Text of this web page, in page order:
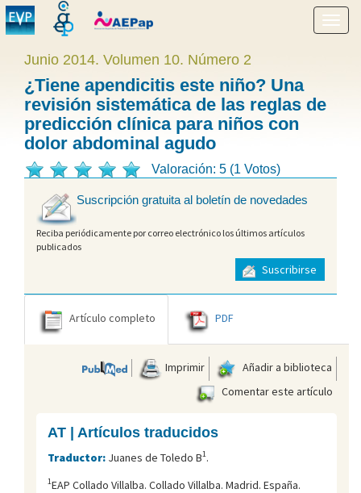
menú
Junio 2014. Volumen 10. Número 2
¿Tiene apendicitis este niño? Una
revisión sistemática de las reglas de
predicción clínica para niños con
dolor abdominal agudo
Valoración: 5 (1 Votos)
Suscripción gratuita al boletín de novedades
Reciba periódicamente por correo electrónico los últimos artículos
publicados
Suscribirse
Artículo completo PDF
Imprimir
Añadir a biblioteca
Comentar este artículo
AT | Artículos traducidos
Traductor: Juanes de Toledo B1.
1EAP Collado Villalba. Collado Villalba. Madrid. España.